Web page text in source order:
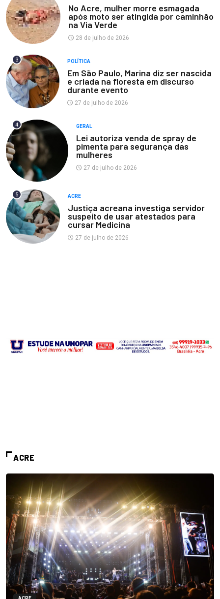
No Acre, mulher morre esmagada
após moto ser atingida por caminhão
na Via Verde
28 de julho de 2026
3 POLÍTICA
Em São Paulo, Marina diz ser nascida
e criada na floresta em discurso
durante evento
27 de julho de 2026
4 GERAL
Lei autoriza venda de spray de
pimenta para segurança das
mulheres
27 de julho de 2026
5 ACRE
Justiça acreana investiga servidor
suspeito de usar atestados para
cursar Medicina
27 de julho de 2026
ACRE